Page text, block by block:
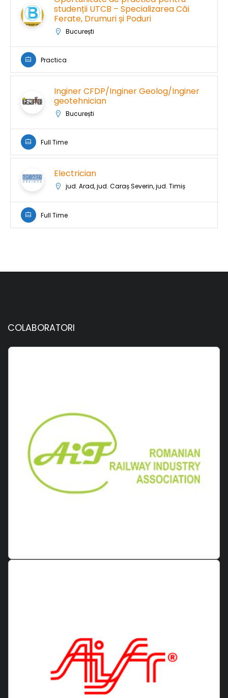
studenții UTCB – Specializarea Căi
Ferate, Drumuri și Poduri
București
Practica
Inginer CFDP/Inginer Geolog/Inginer
geotehnician
București
Full Time
Electrician
jud. Arad, jud. Caraș Severin, jud. Timiș
Full Time
COLABORATORI